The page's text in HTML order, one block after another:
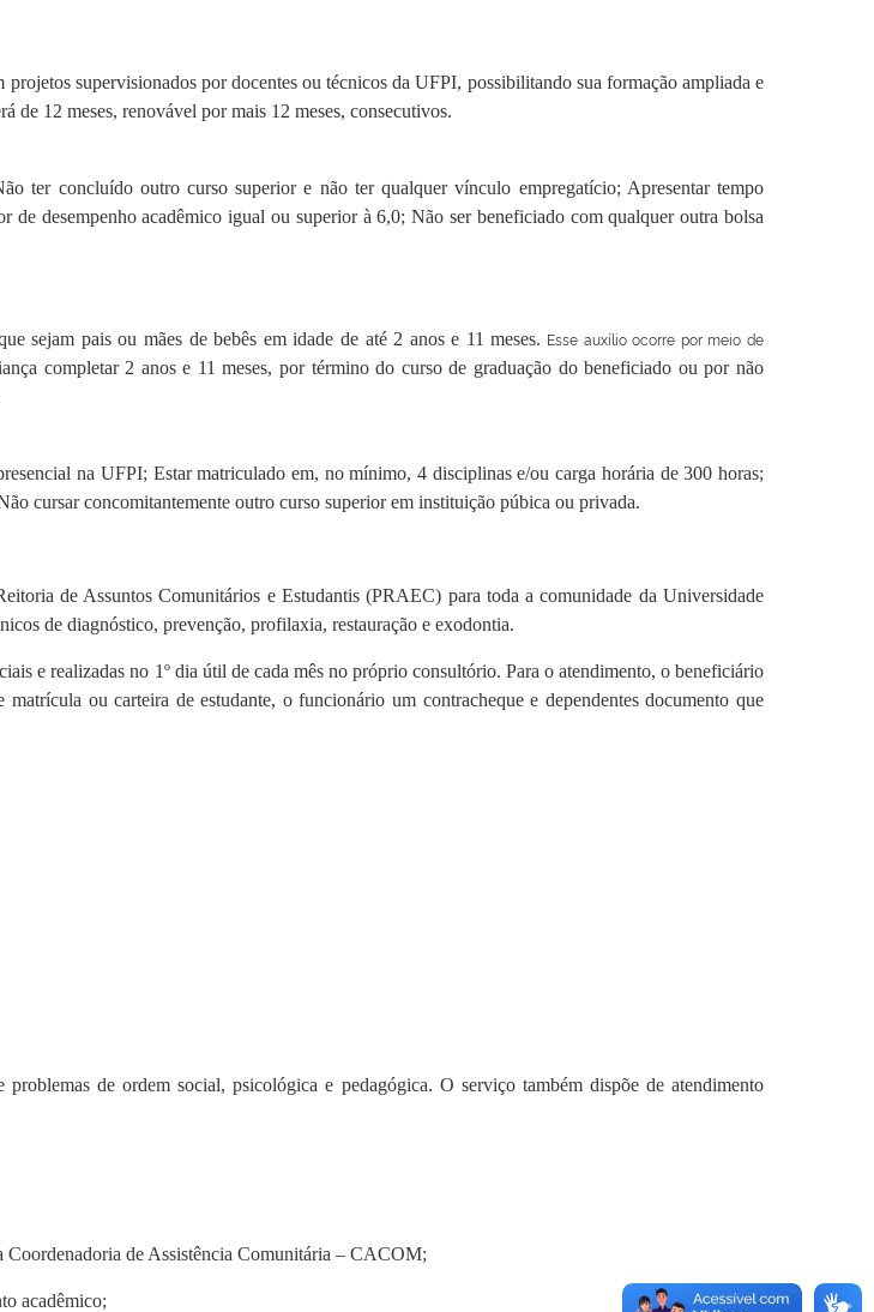
supervisionados por docentes ou técnicos da UFPI, possibilitando sua formação ampliada e
de 12 meses, renovável por mais 12 meses, consecutivos.
ter concluído outro curso superior e não ter qualquer vínculo empregatício; Apresentar tempo
de desempenho acadêmico igual ou superior à 6,0; Não ser beneficiado com qualquer outra bolsa
sejam pais ou mães de bebês em idade de até 2 anos e 11 meses. Esse auxílio ocorre por meio de
completar 2 anos e 11 meses, por término do curso de graduação do beneficiado ou por não
na UFPI; Estar matriculado em, no mínimo, 4 disciplinas e/ou carga horária de 300 horas;
cursar concomitantemente outro curso superior em instituição púbica ou privada.
de Assuntos Comunitários e Estudantis (PRAEC) para toda a comunidade da Universidade
de diagnóstico, prevenção, profilaxia, restauração e exodontia.
e realizadas no 1º dia útil de cada mês no próprio consultório. Para o atendimento, o beneficiário
ou carteira de estudante, o funcionário um contracheque e dependentes documento que
de ordem social, psicológica e pedagógica. O serviço também dispõe de atendimento
Coordenadoria de Assistência Comunitária – CACOM;
acadêmico;